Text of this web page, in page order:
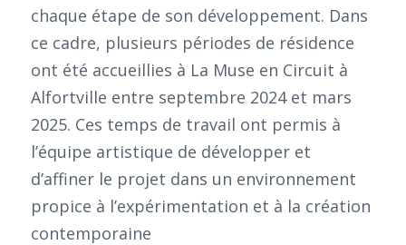
chaque étape de son développement. Dans
ce cadre, plusieurs périodes de résidence
ont été accueillies à La Muse en Circuit à
Alfortville entre septembre 2024 et mars
2025. Ces temps de travail ont permis à
l’équipe artistique de développer et
d’affiner le projet dans un environnement
propice à l’expérimentation et à la création
contemporaine